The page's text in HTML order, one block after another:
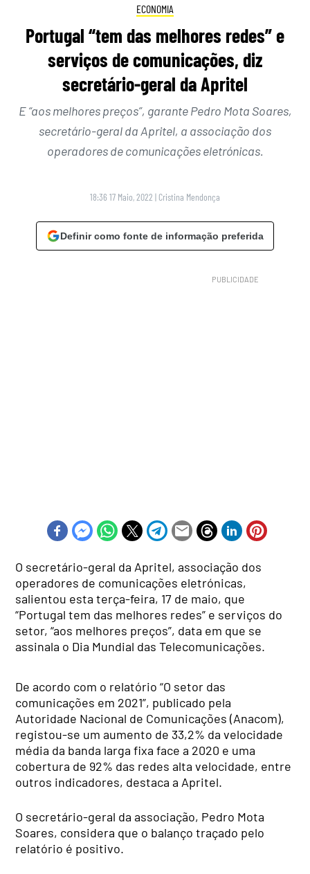
ECONOMIA
Portugal “tem das melhores redes” e
serviços de comunicações, diz
secretário-geral da Apritel
E “aos melhores preços”, garante Pedro Mota Soares,
secretário-geral da Apritel, a associação dos
operadores de comunicações eletrónicas.
18:36 17 Maio, 2022 | Cristina Mendonça
Definir como fonte de informação preferida
O secretário-geral da Apritel, associação dos
operadores de comunicações eletrónicas,
salientou esta terça-feira, 17 de maio, que
“Portugal tem das melhores redes” e serviços do
setor, “aos melhores preços”, data em que se
assinala o Dia Mundial das Telecomunicações.
De acordo com o relatório “O setor das
comunicações em 2021”, publicado pela
Autoridade Nacional de Comunicações (Anacom),
registou-se um aumento de 33,2% da velocidade
média da banda larga fixa face a 2020 e uma
cobertura de 92% das redes alta velocidade, entre
outros indicadores, destaca a Apritel.
O secretário-geral da associação, Pedro Mota
Soares, considera que o balanço traçado pelo
relatório é positivo.